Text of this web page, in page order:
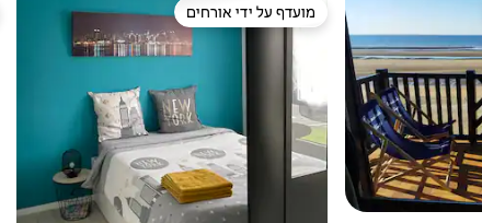
ידי אורחים מועדף על ידי אורחים
מועדף על ידי אורחים